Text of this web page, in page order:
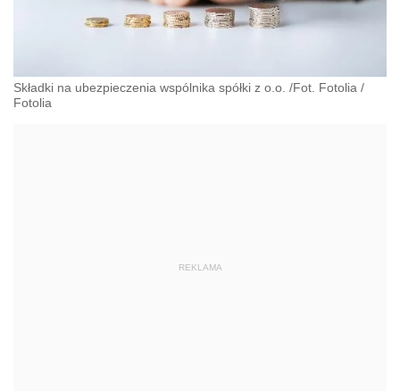
Składki na ubezpieczenia wspólnika spółki z o.o. /Fot. Fotolia /
Fotolia